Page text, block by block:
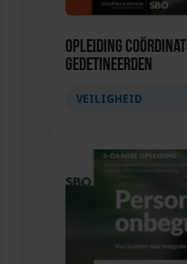
Opleiding
gedetineerden
VEILIGHEID